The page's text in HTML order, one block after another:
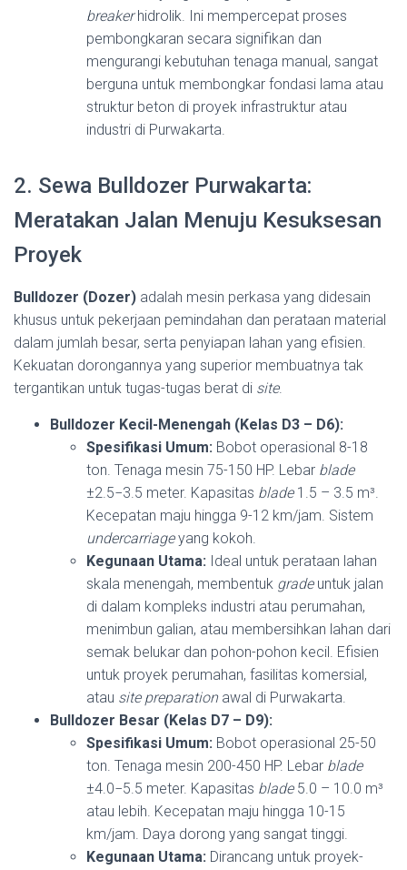
breakerhidrolik. Ini mempercepat proses
pembongkaran secara signifikan dan
mengurangi kebutuhan tenaga manual, sangat
berguna untuk membongkar fondasi lama atau
struktur beton di proyek infrastruktur atau
industri di Purwakarta.
2. Sewa Bulldozer Purwakarta:
Meratakan Jalan Menuju Kesuksesan
Proyek
Bulldozer (Dozer) adalah mesin perkasa yang didesain
khusus untuk pekerjaan pemindahan dan perataan material
dalam jumlah besar, serta penyiapan lahan yang efisien.
Kekuatan dorongannya yang superior membuatnya tak
tergantikan untuk tugas-tugas berat di site.
Bulldozer Kecil-Menengah (Kelas D3 – D6):
Spesifikasi Umum: Bobot operasional 8-18
ton. Tenaga mesin 75-150 HP. Lebar blade
±2.5−3.5 meter. Kapasitas blade1.5 – 3.5 m³.
Kecepatan maju hingga 9-12 km/jam. Sistem
undercarriageyang kokoh.
Kegunaan Utama: Ideal untuk perataan lahan
skala menengah, membentuk gradeuntuk jalan
di dalam kompleks industri atau perumahan,
menimbun galian, atau membersihkan lahan dari
semak belukar dan pohon-pohon kecil. Efisien
untuk proyek perumahan, fasilitas komersial,
atau site preparationawal di Purwakarta.
Bulldozer Besar (Kelas D7 – D9):
Spesifikasi Umum: Bobot operasional 25-50
ton. Tenaga mesin 200-450 HP. Lebar blade
±4.0−5.5 meter. Kapasitas blade5.0 – 10.0 m³
atau lebih. Kecepatan maju hingga 10-15
km/jam. Daya dorong yang sangat tinggi.
Kegunaan Utama: Dirancang untuk proyek-